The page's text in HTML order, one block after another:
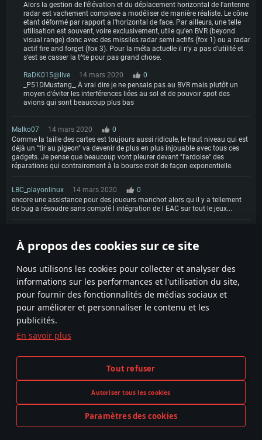
À propos des cookies sur ce site
Nous utilisons les cookies pour collecter et analyser des
informations sur les performances et l'utilisation du site,
pour fournir des fonctionnalités de médias sociaux et
pour améliorer et personnaliser le contenu et les
publicités.
En savoir plus
Tout refuser
Autoriser tous les cookies
Paramètres des cookies
Alors la gestion de l'élévation et du déplacement horizontal de l'antenne
radar est vachement complexe a modéliser de manière réaliste. Le cône
etant déformé par rapport a l'horizontal de face. Par ailleurs, une telle
utilisation est souvent, voire exclusivement, utile qu'en BVR (beyond
visual range) donc avec des missiles radar semi actifs (fox 1) ou a radar
actif fire and forget (fox 3). Pour la méta actuelle il n'y a pas d'utilité et
s'est se casser la t^te pour pas grand chose.
RaDK015@live 14 mars 2020
0
_P51DMustang_, À vrai dire je ne pensais pas au BVR mais plutôt un
moyen d'éviter les interférences liées au sol et de pouvoir spot des
avions qui sont beaucoup plus bas
Malko07 14 mars 2020
0
Comme la taille des cartes est toujours aussi ridicule, le haut niveau qui est
déjà un "tir au pigeon" va devenir de plus en plus injouable avec tous ces
gadgets. Je pense que beaucoup vont pleurer devant "l'ardoise" des
réparations qui contrairement à la bourse croit de façon exponentielle.
LBC_playonlinux 14 mars 2020
0
encore une assistance pour des joueurs manchot alors qu il y a tellement
de bug a résoudre sans compté l intégration de l EAC sur tout le jeux...
ENFIN ! MERCI GAIJIN
Termes et conditions
Politique de confidentialité
Paramètres relatifs aux cookies
le sponsoring ou à l’approbation de tout fabricant d’armes ou de véhicule.
JOUER MAINTENANT